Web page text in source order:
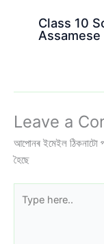
Class 10
Assamese
Leave a
আপোনৰ ইমেইল ঠিকনাটো
হৈছে
here..